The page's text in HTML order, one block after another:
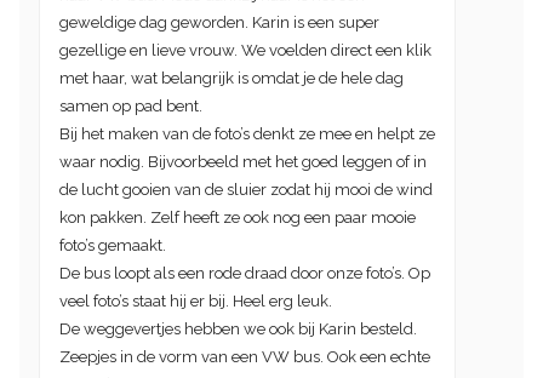
geweldige dag geworden. Karin is een super
gezellige en lieve vrouw. We voelden direct een klik
met haar, wat belangrijk is omdat je de hele dag
samen op pad bent.
Bij het maken van de foto’s denkt ze mee en helpt ze
waar nodig. Bijvoorbeeld met het goed leggen of in
de lucht gooien van de sluier zodat hij mooi de wind
kon pakken. Zelf heeft ze ook nog een paar mooie
foto’s gemaakt.
De bus loopt als een rode draad door onze foto’s. Op
veel foto’s staat hij er bij. Heel erg leuk.
De weggevertjes hebben we ook bij Karin besteld.
Zeepjes in de vorm van een VW bus. Ook een echte